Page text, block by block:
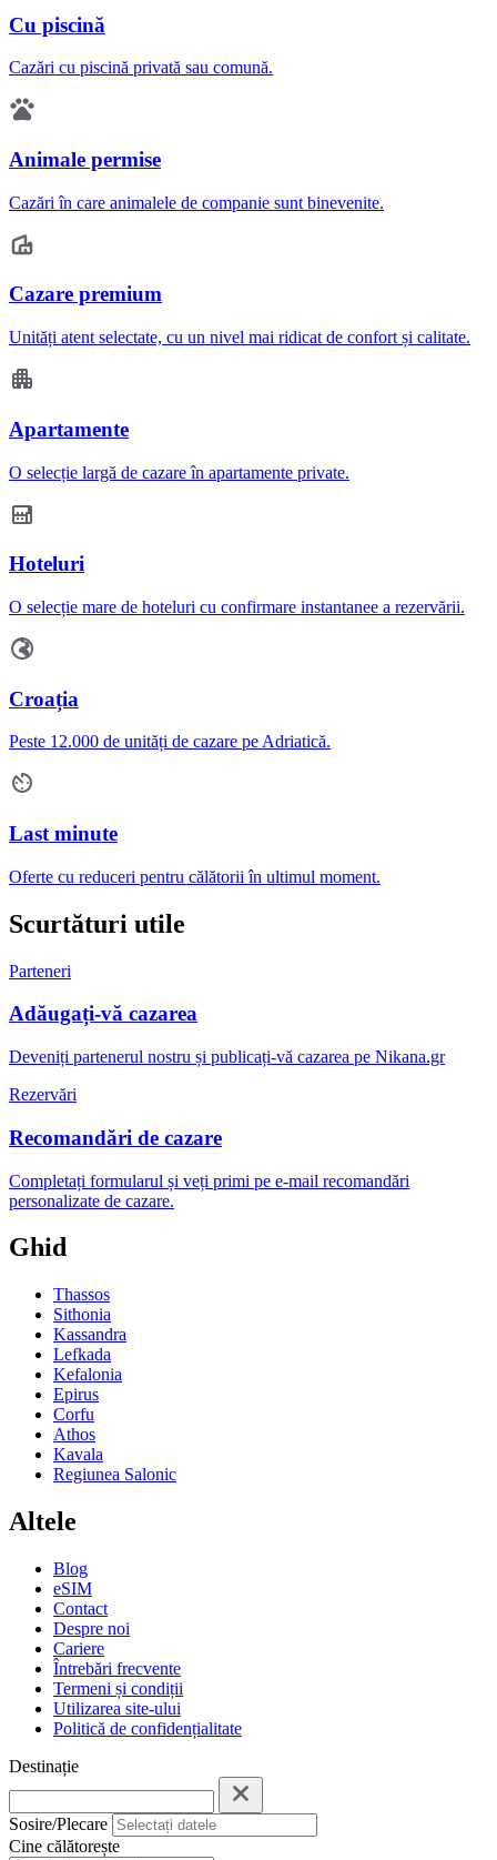
Cu piscină
Cazări cu piscină privată sau comună.
Animale permise
Cazări în care animalele de companie sunt binevenite.
Cazare premium
Unități atent selectate, cu un nivel mai ridicat de confort și calitate.
Apartamente
O selecție largă de cazare în apartamente private.
Hoteluri
O selecție mare de hoteluri cu confirmare instantanee a rezervării.
Croația
Peste 12.000 de unități de cazare pe Adriatică.
Last minute
Oferte cu reduceri pentru călătorii în ultimul moment.
Scurtături utile
Parteneri
Adăugați-vă cazarea
Deveniți partenerul nostru și publicați-vă cazarea pe Nikana.gr
Rezervări
Recomandări de cazare
Completați formularul și veți primi pe e-mail recomandări
personalizate de cazare.
Ghid
Thassos
Sithonia
Kassandra
Lefkada
Kefalonia
Epirus
Corfu
Athos
Kavala
Regiunea Salonic
Altele
Blog
eSIM
Contact
Despre noi
Cariere
Întrebări frecvente
Termeni și condiții
Utilizarea site-ului
Politică de confidențialitate
Destinație
Sosire/Plecare
Cine călătorește